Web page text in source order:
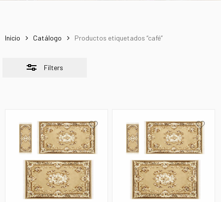
Inicio Catálogo Productos etiquetados “café”
Filters